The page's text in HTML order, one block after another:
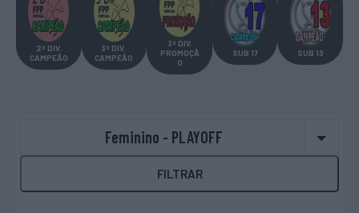
2ª DIV.
CAMPEÃO
3ª DIV.
CAMPEÃO
3ª DIV.
PROMOÇÃ
O
SUB 17 SUB 13
Feminino - PLAYOFF
FILTRAR